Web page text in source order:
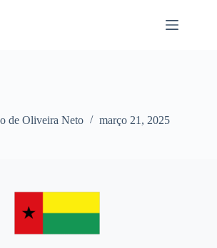
de Oliveira Neto março 21, 2025